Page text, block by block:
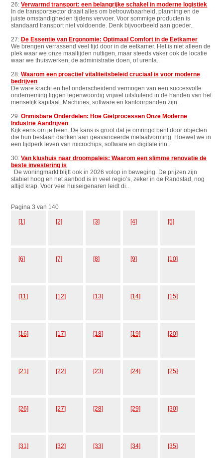
26:Verwarmd transport: een belangrijke schakel in moderne logistiek
In de transportsector draait alles om betrouwbaarheid, planning en de
juiste omstandigheden tijdens vervoer. Voor sommige producten is
standaard transport niet voldoende. Denk bijvoorbeeld aan goeder..
27:De Essentie van Ergonomie: Optimaal Comfort in de Eetkamer
We brengen verrassend veel tijd door in de eetkamer. Het is niet alleen de
plek waar we onze maaltijden nuttigen, maar steeds vaker ook de locatie
waar we thuiswerken, de administratie doen, of urenla..
28:Waarom een proactief vitaliteitsbeleid cruciaal is voor moderne
bedrijven
De ware kracht en het onderscheidend vermogen van een succesvolle
onderneming liggen tegenwoordig vrijwel uitsluitend in de handen van het
menselijk kapitaal. Machines, software en kantoorpanden zijn ..
29:Onmisbare Onderdelen: Hoe Gietprocessen Onze Moderne
Industrie Aandrijven
Kijk eens om je heen. De kans is groot dat je omringd bent door objecten
die hun bestaan danken aan geavanceerde metaalvorming. Hoewel we in
een tijdperk leven van microchips, software en digitale inn..
30:Van klushuis naar droompaleis: Waarom een slimme renovatie de
beste investering is
De woningmarkt blijft ook in 2026 volop in beweging. De prijzen zijn
stabiel hoog en het aanbod is in veel regio’s, zeker in de Randstad, nog
altijd krap. Voor veel huiseigenaren leidt di..
Pagina 3 van 140
[1] [2] [3] [4] [5]
[6] [7] [8] [9] [10]
[11] [12] [13] [14] [15]
[16] [17] [18] [19] [20]
[21] [22] [23] [24] [25]
[26] [27] [28] [29] [30]
[31] [32] [33] [34] [35]